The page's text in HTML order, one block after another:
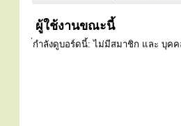
ผู้ใช้งานขณะนี้
กำลังดูบอร์ดนี้: ไม่มีสมาชิก และ บุค